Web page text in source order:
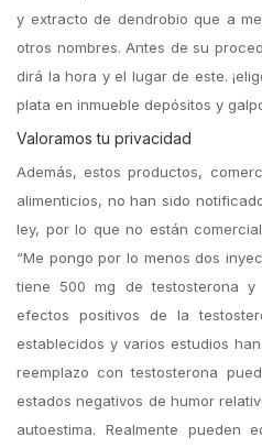
y extracto de dendrobio que a
otros nombres. Antes de su
dirá la hora y el lugar de este.
plata en inmueble depósitos y
Valoramos tu privacidad
Además, estos productos,
alimenticios, no han sido
ley, por lo que no están
“Me pongo por lo menos dos
tiene 500 mg de testosterona y
efectos positivos de la
establecidos y varios estudios
reemplazo con testosterona
estados negativos de humor
autoestima. Realmente